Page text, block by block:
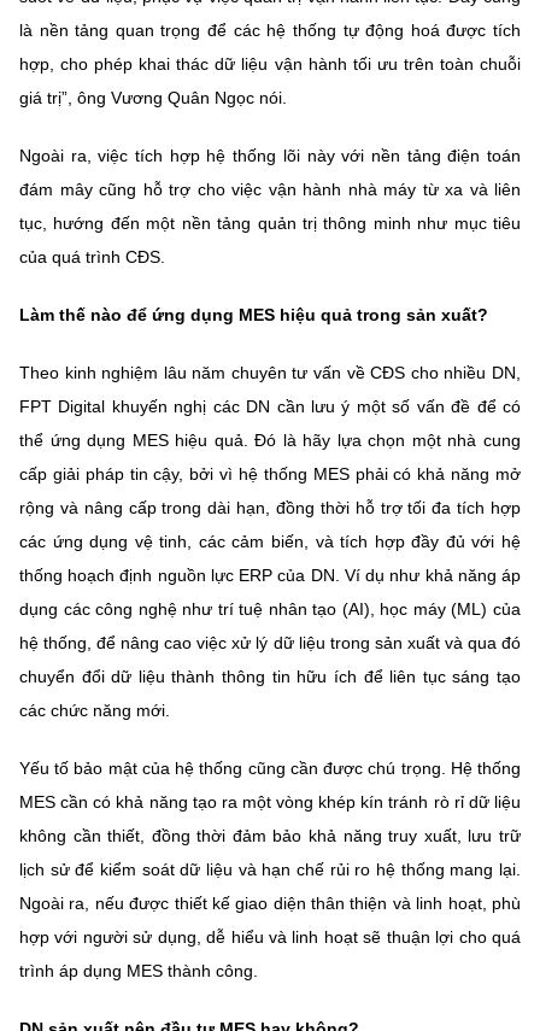
là nền tảng quan trọng để các hệ thống tự động hoá được tích
hợp, cho phép khai thác dữ liệu vận hành tối ưu trên toàn chuỗi
giá trị”, ông Vương Quân Ngọc nói.
Ngoài ra, việc tích hợp hệ thống lõi này với nền tảng điện toán
đám mây cũng hỗ trợ cho việc vận hành nhà máy từ xa và liên
tục, hướng đến một nền tảng quản trị thông minh như mục tiêu
của quá trình CĐS.
Làm thế nào để ứng dụng MES hiệu quả trong sản xuất?
Theo kinh nghiệm lâu năm chuyên tư vấn về CĐS cho nhiều DN,
FPT Digital khuyến nghị các DN cần lưu ý một số vấn đề để có
thể ứng dụng MES hiệu quả. Đó là hãy lựa chọn một nhà cung
cấp giải pháp tin cậy, bởi vì hệ thống MES phải có khả năng mở
rộng và nâng cấp trong dài hạn, đồng thời hỗ trợ tối đa tích hợp
các ứng dụng vệ tinh, các cảm biến, và tích hợp đầy đủ với hệ
thống hoạch định nguồn lực ERP của DN. Ví dụ như khả năng áp
dụng các công nghệ như trí tuệ nhân tạo (AI), học máy (ML) của
hệ thống, để nâng cao việc xử lý dữ liệu trong sản xuất và qua đó
chuyển đổi dữ liệu thành thông tin hữu ích để liên tục sáng tạo
các chức năng mới.
Yếu tố bảo mật của hệ thống cũng cần được chú trọng. Hệ thống
MES cần có khả năng tạo ra một vòng khép kín tránh rò rỉ dữ liệu
không cần thiết, đồng thời đảm bảo khả năng truy xuất, lưu trữ
lịch sử để kiểm soát dữ liệu và hạn chế rủi ro hệ thống mang lại.
Ngoài ra, nếu được thiết kế giao diện thân thiện và linh hoạt, phù
hợp với người sử dụng, dễ hiểu và linh hoạt sẽ thuận lợi cho quá
trình áp dụng MES thành công.